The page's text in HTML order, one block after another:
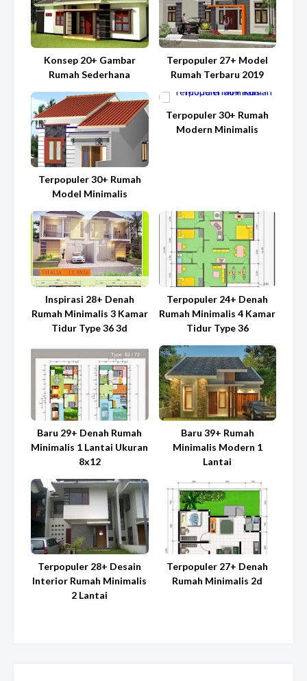
Konsep 20+ Gambar
Rumah Sederhana
Terpopuler 27+ Model
Rumah Terbaru 2019
Terpopuler 30+ Rumah
Model Minimalis
Terpopuler 30+ Rumah
Modern Minimalis
Inspirasi 28+ Denah
Rumah Minimalis 3 Kamar
Tidur Type 36 3d
Terpopuler 24+ Denah
Rumah Minimalis 4 Kamar
Tidur Type 36
Baru 29+ Denah Rumah
Minimalis 1 Lantai Ukuran
8x12
Baru 39+ Rumah
Minimalis Modern 1
Lantai
Terpopuler 28+ Desain
Interior Rumah Minimalis
2 Lantai
Terpopuler 27+ Denah
Rumah Minimalis 2d